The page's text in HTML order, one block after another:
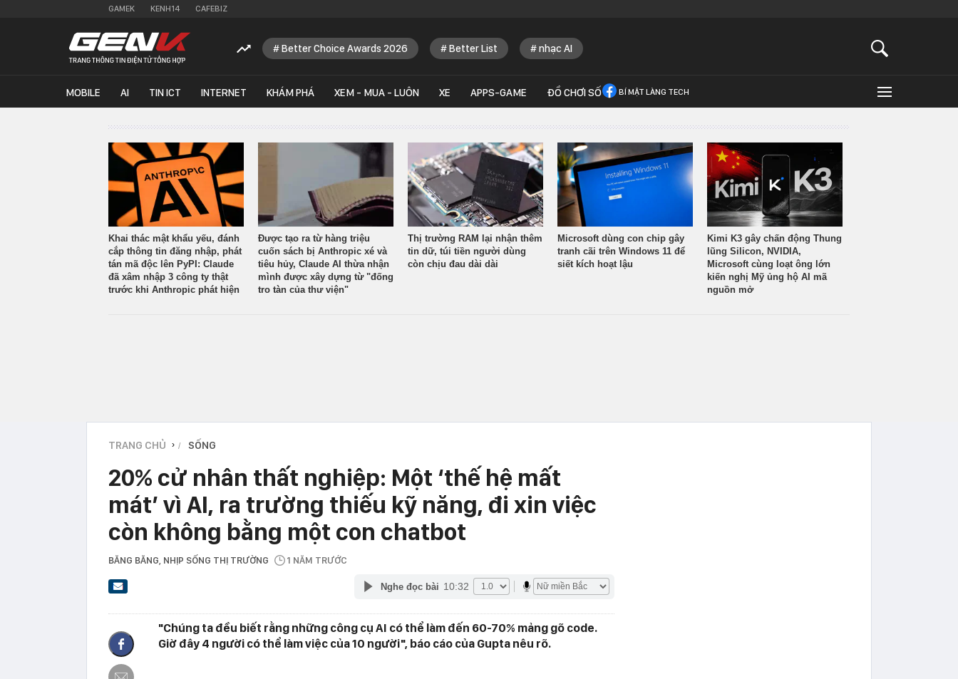
GAMEK KENH14 CAFEBIZ
Better Choice Awards 2026 Better List nhạc AI
MOBILE AI TIN ICT INTERNET KHÁM PHÁ XEM - MUA - LUÔN XE APPS-GAME ĐỒ CHƠI SỐ BÍ MẬT LÀNG TECH
Khai thác mật khẩu yếu, đánh
cắp thông tin đăng nhập, phát
tán mã độc lên PyPI: Claude
đã xâm nhập 3 công ty thật
trước khi Anthropic phát hiện
Được tạo ra từ hàng triệu
cuốn sách bị Anthropic xé và
tiêu hủy, Claude AI thừa nhận
mình được xây dựng từ "đống
tro tàn của thư viện"
Thị trường RAM lại nhận thêm
tin dữ, túi tiền người dùng
còn chịu đau dài dài
Microsoft dùng con chip gây
tranh cãi trên Windows 11 để
siết kích hoạt lậu
Kimi K3 gây chấn động Thung
lũng Silicon, NVIDIA,
Microsoft cùng loạt ông lớn
kiến nghị Mỹ ủng hộ AI mã
nguồn mở
TRANG CHỦ › SỐNG
20% cử nhân thất nghiệp: Một ‘thế hệ mất
mát’ vì AI, ra trường thiếu kỹ năng, đi xin việc
còn không bằng một con chatbot
BĂNG BĂNG , NHỊP SỐNG THỊ TRƯỜNG 1 NĂM TRƯỚC
Nghe đọc bài 10:32
"Chúng ta đều biết rằng những công cụ AI có thể làm đến 60-70% mảng gõ code.
Giờ đây 4 người có thể làm việc của 10 người", báo cáo của Gupta nêu rõ.